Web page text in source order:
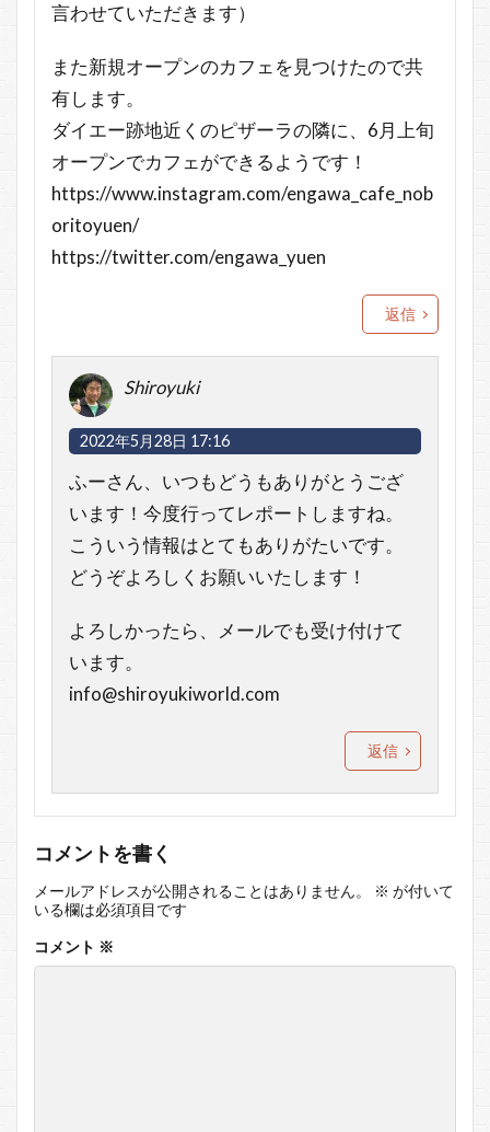
言わせていただきます）
また新規オープンのカフェを見つけたので共
有します。
ダイエー跡地近くのピザーラの隣に、6月上旬
オープンでカフェができるようです！
https://www.instagram.com/engawa_cafe_nob
oritoyuen/
https://twitter.com/engawa_yuen
返信
Shiroyuki
2022年5月28日 17:16
ふーさん、いつもどうもありがとうござ
います！今度行ってレポートしますね。
こういう情報はとてもありがたいです。
どうぞよろしくお願いいたします！
よろしかったら、メールでも受け付けて
います。
info@shiroyukiworld.com
返信
コメントを書く
メールアドレスが公開されることはありません。 ※ が付いて
いる欄は必須項目です
コメント ※